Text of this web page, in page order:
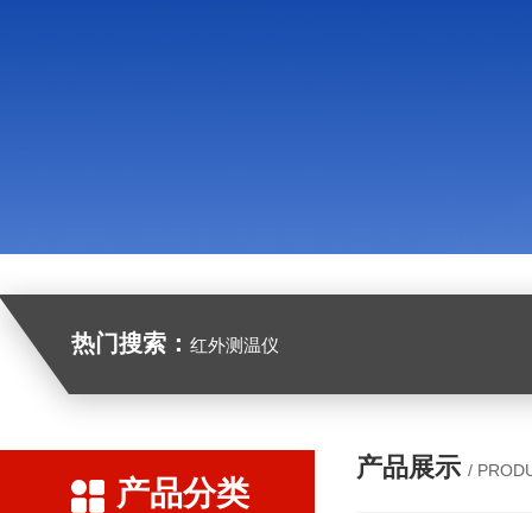
热门搜索： 红外测温仪
产品分类
产品展示 /